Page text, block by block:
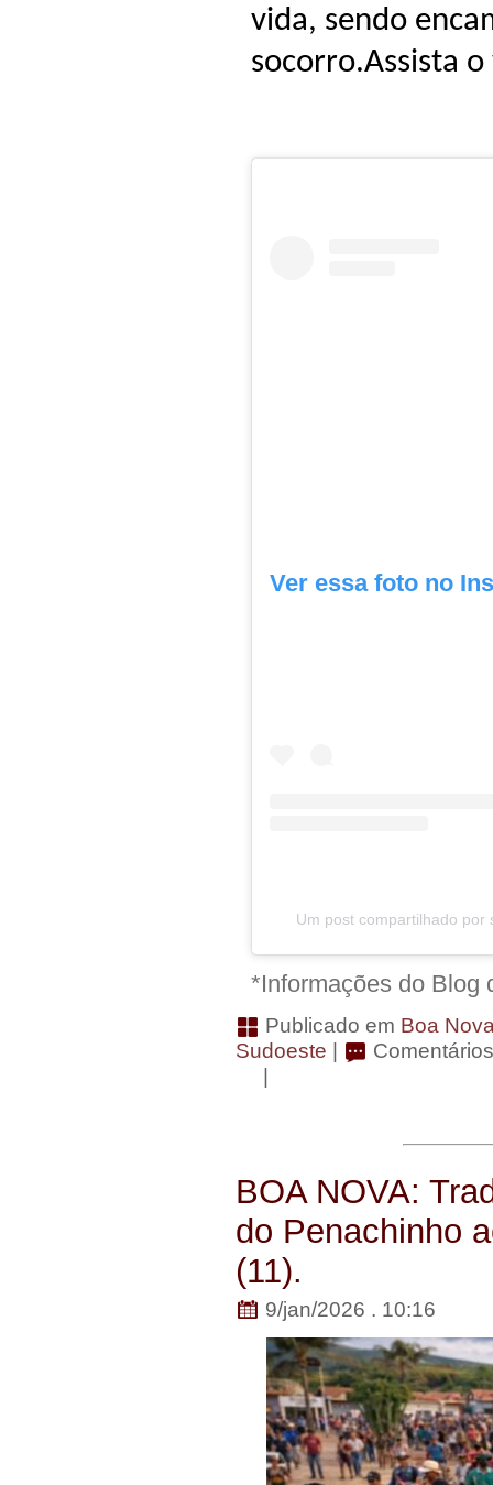
vida, sendo
socorro.Assista
Ver essa foto no
Um post compartilhado por
*Informações do Blog
Publicado em Boa
Sudoeste
BOA NOVA:
do Penachinho
(11).
9/jan/2026 . 10:16